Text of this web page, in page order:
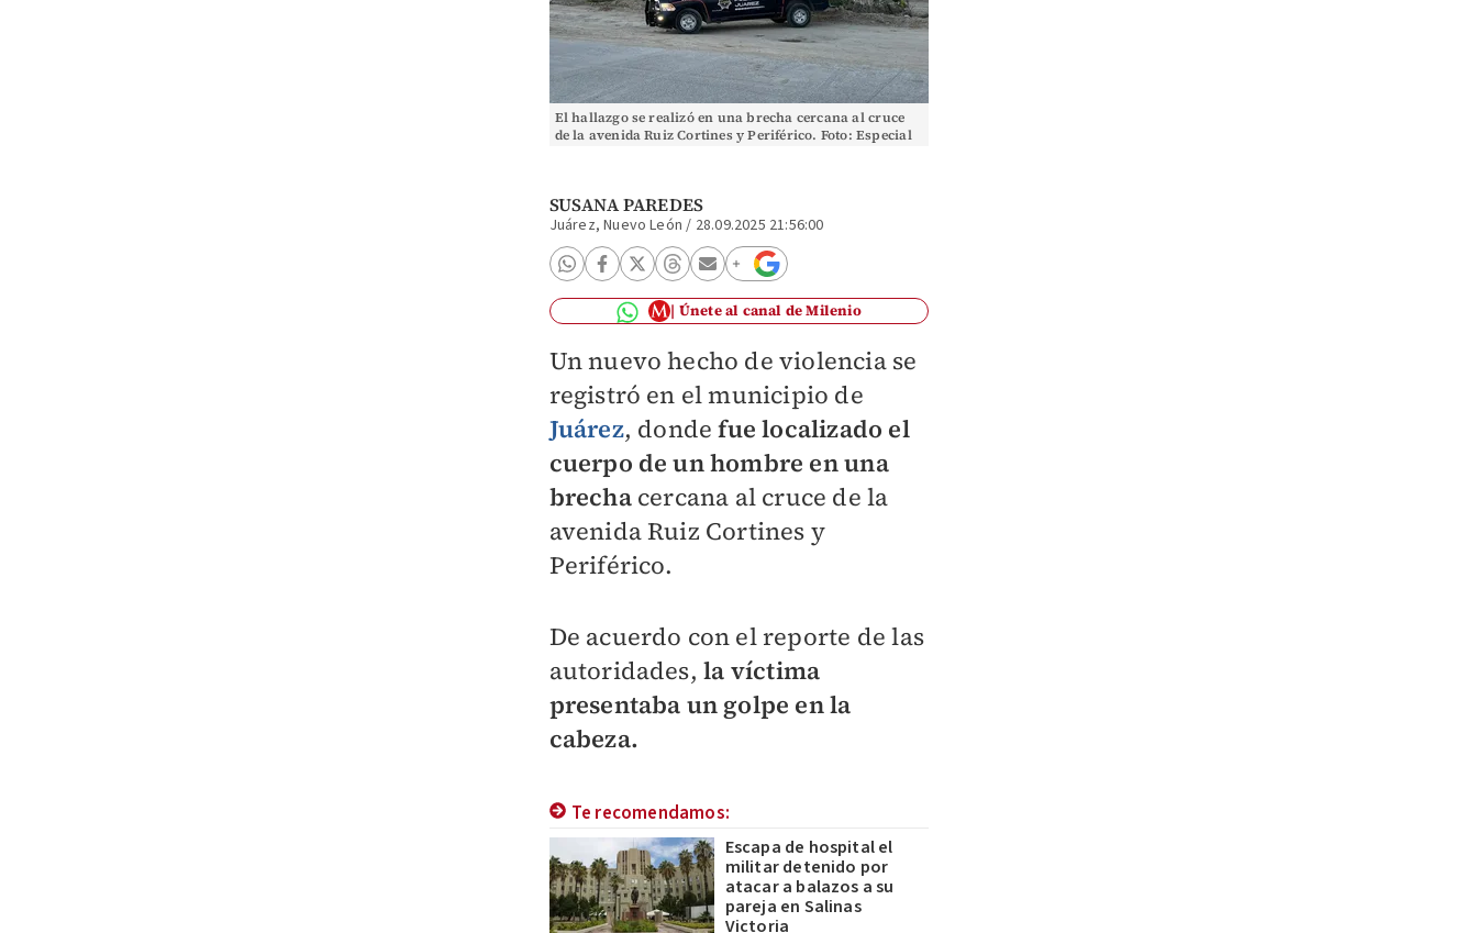
El hallazgo se realizó en una brecha cercana al cruce
de la avenida Ruiz Cortines y Periférico. Foto: Especial
SUSANA PAREDES
Juárez, Nuevo León / 28.09.2025 21:56:00
Únete al canal de Milenio
Un nuevo hecho de violencia se
registró en el municipio de
Juárez, donde fue localizado el
cuerpo de un hombre en una
brecha cercana al cruce de la
avenida Ruiz Cortines y
Periférico.
De acuerdo con el reporte de las
autoridades, la víctima
presentaba un golpe en la
cabeza.
Te recomendamos:
Escapa de hospital el
militar detenido por
atacar a balazos a su
pareja en Salinas
Victoria